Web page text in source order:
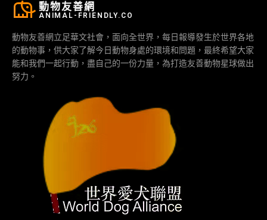
動物友善網
ANIMAL-FRIENDLY.CO
動物友善網立足華文社會，面向全世界，每日報導發生於世界各地
的動物事，供大家了解今日動物身處的環境和問題，最終希望大家
能和我們一起行動，盡自己的一份力量，為打造友善動物星球做出
努力。